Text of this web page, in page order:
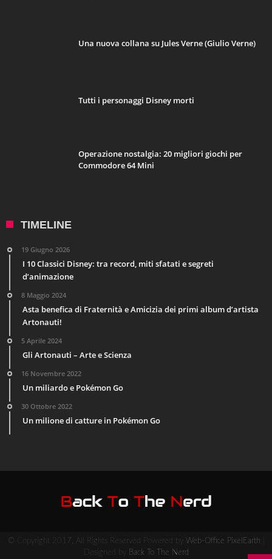
Una nuova collana su Jules Verne (Giulio Verne)
Tutti i personaggi Disney morti
Operazione nostalgia: 20 migliori giochi per
Commodore 64 Mini
TIMELINE
19 Giugno 2026
I 10 Classici Disney: tra record, miti sfatati e segreti
d’animazione
8 Maggio 2024
Asta benefica di Fraternità e Amicizia dei primi album d’artista
Artonauti!
5 Aprile 2024
Gli Artonauti – Arte e Scienza
16 Novembre 2022
Un miliardo e Pokémon Go
30 Ottobre 2022
Un milione di catture in Pokémon Go
© Copyright 2017, All Rights Reserved Powered by Web-Office PixelEarth
Designed by
Back To The Nerd